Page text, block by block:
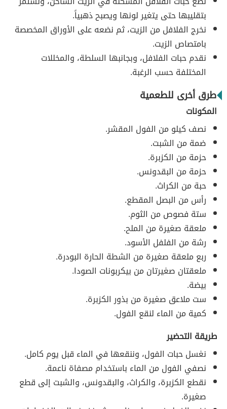
بتقليبها حتى يتغير لونها ويصبح ذهبياً.
نخرج الفلافل من الزيت، ثم نضعه على الأوراق المخصصة
بامتصاص الزيت.
نقدم حبات الفلافل، وبجانبها السلطة، والمخللات
المختلفة حسب الرغبة.
طرق أخرى للطعمية
المكونات
نصف كيلو من الفول المقشر.
ضمة من الشبت.
حزمة من الكزبرة.
حزمة من البقدونس.
حبة من الكراث.
رأس من البصل المقطع.
ستة فصوص من الثوم.
ملعقة صغيرة من الملح.
رشة من الفلفل الأسود.
ربع ملعقة صغيرة من الشطة الحارة البودرة.
ملعقتان صغيرتان من بيكربونات الصودا.
بيضة.
ست ملاعق صغيرة من بذور الكزبرة.
كمية من الماء لنقع الفول.
طريقة التحضير
نغسل حبات الفول، وننقعها في الماء قبل يوم كامل.
نصفي الفول من الماء باستخدام مصفاة ناعمة.
نقطع الكزبرة، والكراث، والبقدونس، والشبت إلى قطع
صغيرة.